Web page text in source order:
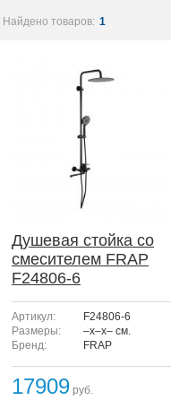
Найдено товаров: 1
Душевая стойка со
смесителем FRAP
F24806-6
Артикул:
F24806-6
Размеры:
–x–x– см.
Бренд:
FRAP
17909 руб.